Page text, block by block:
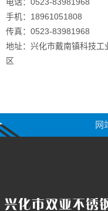
手机：18961051808
传真：0523-83981968
地址：兴化市戴南镇科技工
区
网